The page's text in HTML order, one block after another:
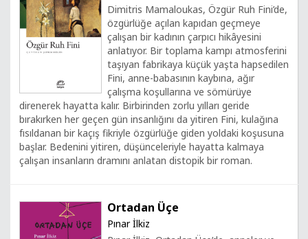
Dimitris Mamaloukas, Özgür Ruh Fini’de,
özgürlüğe açılan kapıdan geçmeye
çalışan bir kadının çarpıcı hikâyesini
anlatıyor. Bir toplama kampı atmosferini
taşıyan fabrikaya küçük yaşta hapsedilen
Fini, anne-babasının kaybına, ağır
çalışma koşullarına ve sömürüye
direnerek hayatta kalır. Birbirinden zorlu yılları geride
bırakırken her geçen gün insanlığını da yitiren Fini, kulağına
fısıldanan bir kaçış fikriyle özgürlüğe giden yoldaki koşusuna
başlar. Bedenini yitiren, düşünceleriyle hayatta kalmaya
çalışan insanların dramını anlatan distopik bir roman.
Ortadan Üçe
Pınar İlkiz